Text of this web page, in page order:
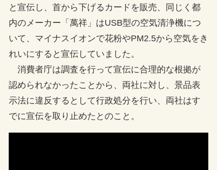
と宣伝し、首から下げるカードを販売、同じく都
内のメーカー「萬祥」はUSB型の空気清浄機につ
いて、マイナスイオンで花粉やPM2.5から空気をき
れいにすると宣伝していました。
消費者庁は調査を行って宣伝に合理的な根拠が
認められなかったことから、両社に対し、景品表
示法に違反するとして行政処分を行い、両社はす
でに宣伝を取り止めたとのこと。